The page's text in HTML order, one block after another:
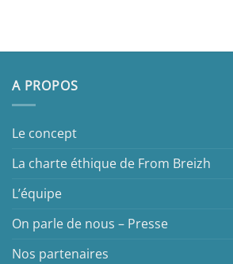
A PROPOS
Le concept
La charte éthique de From Breizh
L’équipe
On parle de nous – Presse
Nos partenaires